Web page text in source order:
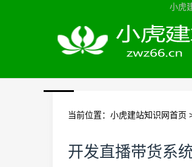
小虎
当前位置： 小虎建站知识网首页
开发直播带货系